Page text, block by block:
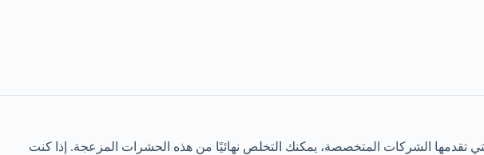
تقدمها الشركات المتخصصة، يمكنك التخلص نهائيًا من هذه الحشرات المزعجة. إذا كنت